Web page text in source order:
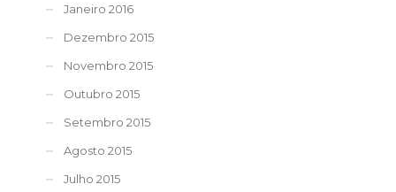
Janeiro 2016
Dezembro 2015
Novembro 2015
Outubro 2015
Setembro 2015
Agosto 2015
Julho 2015